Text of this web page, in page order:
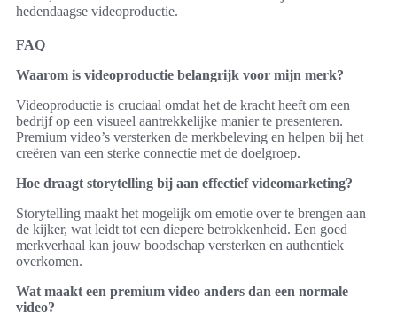
hedendaagse videoproductie.
FAQ
Waarom is videoproductie belangrijk voor mijn merk?
Videoproductie is cruciaal omdat het de kracht heeft om een
bedrijf op een visueel aantrekkelijke manier te presenteren.
Premium video’s versterken de merkbeleving en helpen bij het
creëren van een sterke connectie met de doelgroep.
Hoe draagt storytelling bij aan effectief videomarketing?
Storytelling maakt het mogelijk om emotie over te brengen aan
de kijker, wat leidt tot een diepere betrokkenheid. Een goed
merkverhaal kan jouw boodschap versterken en authentiek
overkomen.
Wat maakt een premium video anders dan een normale
video?